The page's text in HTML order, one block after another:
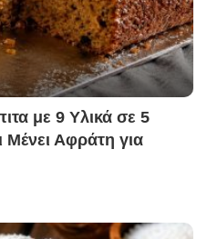
με 9 Υλικά σε 5
Μένει Αφράτη για